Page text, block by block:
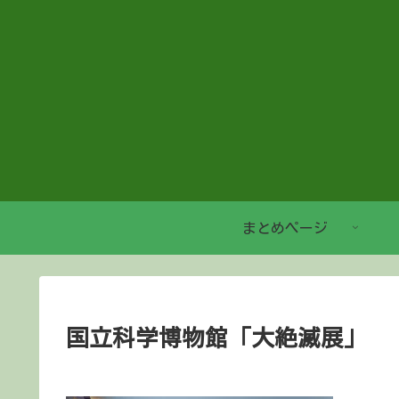
まとめページ
国立科学博物館「大絶滅展」